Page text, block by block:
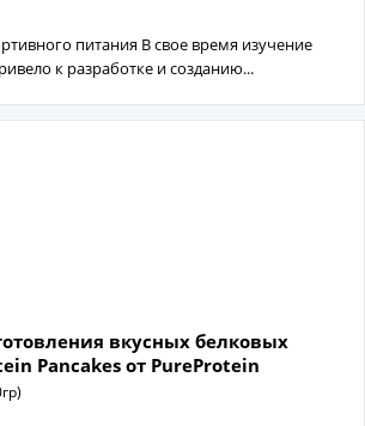
питания В свое время изучение
к разработке и созданию...
вкусных белковых
Pancakes от PureProtein